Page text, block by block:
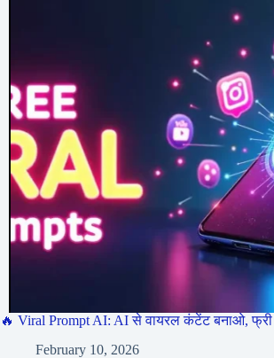
🔥 Viral Prompt AI: AI से वायरल कंटेंट बनाओ,
February 10, 2026